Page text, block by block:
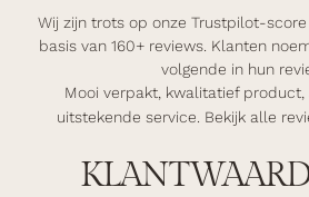
Wij zijn trots op onze Trustpilot-
basis van 160+ reviews. Klanten
volgende in hun
Mooi verpakt, kwali­ta­tief product,
uitstekende service. Bekijk alle